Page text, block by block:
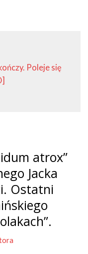
Poleje się
atrox”
Jacka
Ostatni